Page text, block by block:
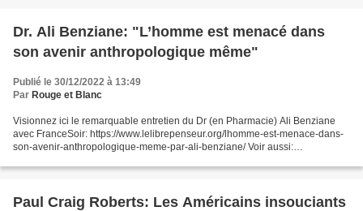
Dr. Ali Benziane: "L’homme est menacé dans
son avenir anthropologique même"
Publié le 30/12/2022 à 13:49
Par Rouge et Blanc
Visionnez ici le remarquable entretien du Dr (en Pharmacie) Ali Benziane
avec FranceSoir: https://www.lelibrepenseur.org/lhomme-est-menace-dans-
son-avenir-anthropologique-meme-par-ali-benziane/ Voir aussi:
verite.html...
Paul Craig Roberts: Les Américains insouciants